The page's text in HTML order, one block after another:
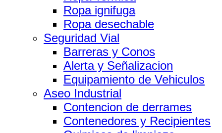
Ropa ignifuga
Ropa desechable
Seguridad Vial
Barreras y Conos
Alerta y Señalizacion
Equipamiento de Vehiculos
Aseo Industrial
Contencion de derrames
Contenedores y Recipientes